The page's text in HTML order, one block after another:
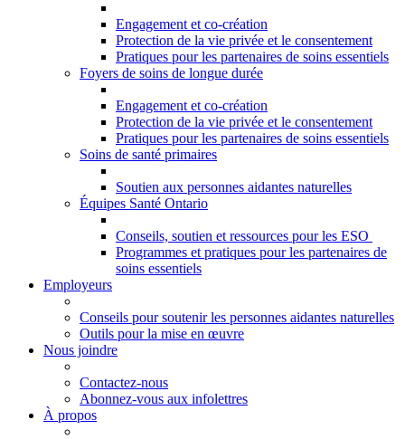
Engagement et co-création
Protection de la vie privée et le consentement
Pratiques pour les partenaires de soins essentiels
Foyers de soins de longue durée
Engagement et co-création
Protection de la vie privée et le consentement
Pratiques pour les partenaires de soins essentiels
Soins de santé primaires
Soutien aux personnes aidantes naturelles
Équipes Santé Ontario
Conseils, soutien et ressources pour les ESO
Programmes et pratiques pour les partenaires de
soins essentiels
Employeurs
Conseils pour soutenir les personnes aidantes naturelles
Outils pour la mise en œuvre
Nous joindre
Contactez-nous
Abonnez-vous aux infolettres
À propos